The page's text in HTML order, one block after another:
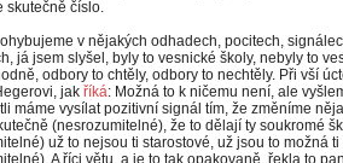
skutečně číslo.
v nějakých odhadech, pocitech,
já jsem slyšel, byly to vesnické školy, nebyly to
odbory to chtěly, odbory to nechtěly. Při vší
jak říká: Možná to k ničemu není, ale
máme vysílat pozitivní signál tím, že změníme
(nesrozumitelné), že to dělají ty soukromé
už to nejsou ti starostové, už jsou to možná
A říci větu, a je to tak opakovaně, řekla to